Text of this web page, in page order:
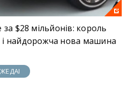
$28 мільйонів: король
і найдорожча нова машина